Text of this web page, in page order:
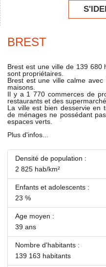
BREST
Brest est une ville de 139 680
sont propriétaires.
Brest est une ville calme
maisons.
Il y a 1 770 commerces de
restaurants et des
La ville est bien desservie en
de ménages ne possédant
espaces verts.
Plus d'infos...
Densité de population :
2 825 hab/km²
Enfants et adolescents :
23 %
Age moyen :
39 ans
Nombre d'habitants :
139 163 habitants